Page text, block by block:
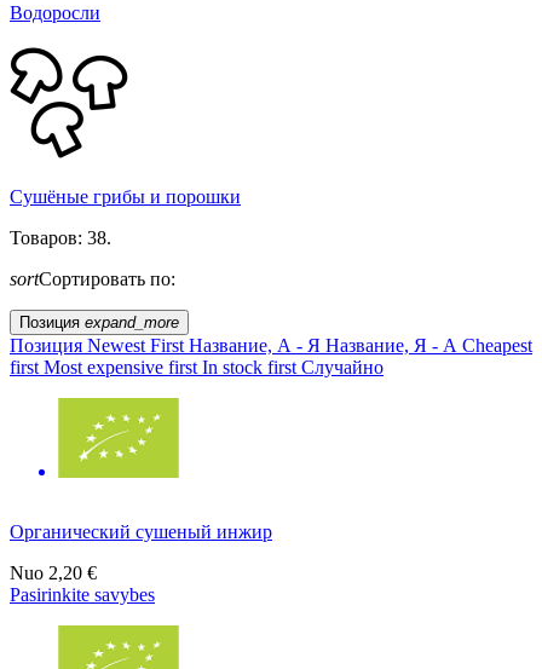
Водоросли
Сушёные грибы и порошки
Товаров: 38.
sortСортировать по:
Позиция expand_more
Позиция Newest First Название, А - Я Название, Я - А Cheapest
first Most expensive first In stock first Случайно
Органический сушеный инжир
Nuo 2,20 €
Pasirinkite savybes